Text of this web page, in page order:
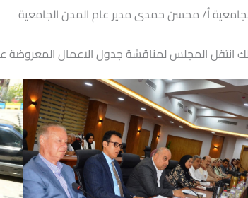
أ/ محسن حمدى مدير عام المدن الجامعية
انتقل المجلس لمناقشة جدول الاعمال المعروضة